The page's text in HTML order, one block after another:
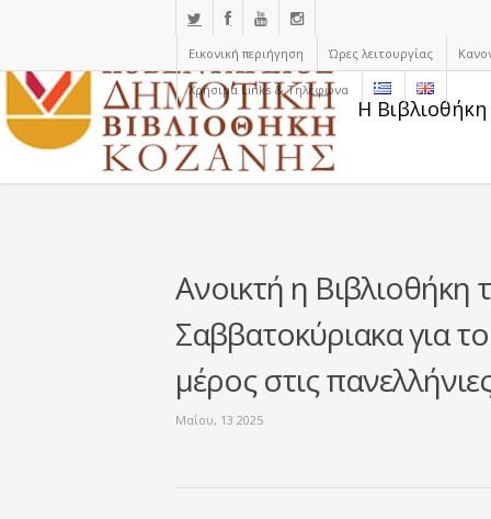
Εικονική περιήγηση Ώρες λειτουργίας
Χρήσιμα Links & Τηλέφωνα
Η
Ανοικτή η Βιβλιοθήκη
Σαββατοκύριακα για
μέρος στις
Μαΐου, 13 2025